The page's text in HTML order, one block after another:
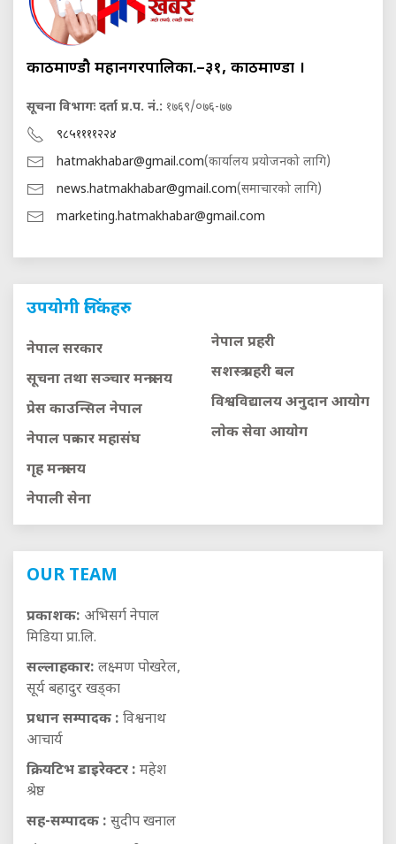
काठमाण्डौ महानगरपालिका.–३१, काठमाण्डौं ।
सूचना विभागः दर्ता प्र.प. नं.: १७६९/०७६-७७
९८५११११२२४
hatmakhabar@gmail.com(कार्यालय प्रयोजनको लागि)
news.hatmakhabar@gmail.com(समाचारको लागि)
marketing.hatmakhabar@gmail.com
उपयोगी लिंकहरु
नेपाल सरकार
सूचना तथा सञ्चार मन्त्रालय
प्रेस काउन्सिल नेपाल
नेपाल पत्रकार महासंघ
गृह मन्त्रालय
नेपाली सेना
नेपाल प्रहरी
सशस्त्र प्रहरी बल
विश्वविद्यालय अनुदान आयाेग
लाेक सेवा आयाेग
OUR TEAM
प्रकाशक: अभिसर्ग नेपाल
मिडिया प्रा.लि.
सल्लाहकार: लक्ष्मण पोखरेल,
सूर्य बहादुर खड्का
प्रधान सम्पादक : विश्वनाथ
आचार्य
क्रियटिभ डाइरेक्टर : महेश
श्रेष्ठ
सह-सम्पादक : सुदीप खनाल